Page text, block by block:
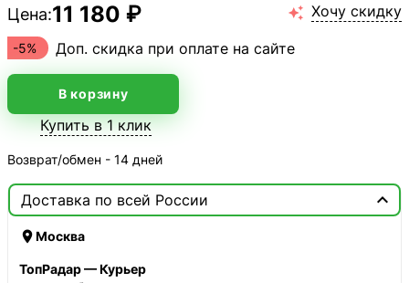
Цена:11 180 ₽  Хочу скидку
-5% Доп. скидка при оплате на сайте
В корзину
Купить в 1 клик
Возврат/обмен - 14 дней
Доставка по всей России 
Москва
ТопРадар — Курьер